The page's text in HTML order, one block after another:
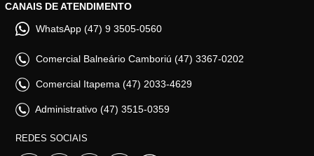
CANAIS DE ATENDIMENTO
WhatsApp (47) 9 3505-0560
Comercial Balneário Camboriú (47) 3367-0202
Comercial Itapema (47) 2033-4629
Administrativo (47) 3515-0359
REDES SOCIAIS